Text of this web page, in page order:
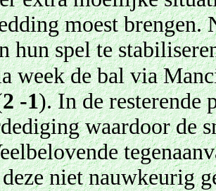
moest brengen.
hun spel te
week de bal via
2 -1). In de resterende
waardoor de
niet nauwkeurig